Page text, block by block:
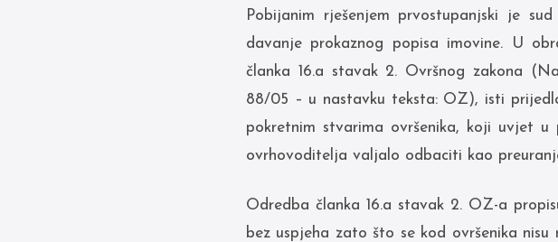
Pobijanim rješenjem prvostupanjski je
davanje prokaznog popisa imovine. U
članka 16.a stavak 2. Ovršnog zakona
88/05 – u nastavku teksta: OZ), isti
pokretnim stvarima ovršenika, koji uvjet
ovrhovoditelja valjalo odbaciti kao
Odredba članka 16.a stavak 2. OZ-a
bez uspjeha zato što se kod ovršenika